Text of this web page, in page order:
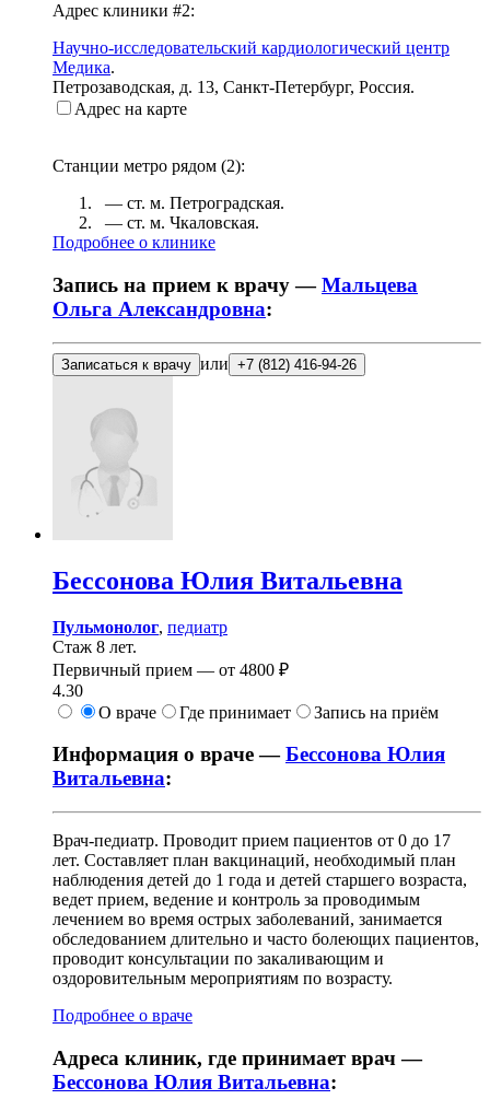
Адрес клиники #2:
Научно-исследовательский кардиологический центр
Медика.
Петрозаводская, д. 13, Санкт-Петербург, Россия.
Адрес на карте
Станции метро рядом (2):
— ст. м. Петроградская.
— ст. м. Чкаловская.
Подробнее о клинике
Запись на прием к врачу —Мальцева
Ольга Александровна:
Записаться к врачу или +7 (812) 416-94-26
Бессонова Юлия Витальевна
Пульмонолог, педиатр
Стаж 8 лет.
Первичный прием — от 4800 ₽
4.30
О враче
Где принимает Запись на приём
Информация о враче —Бессонова Юлия
Витальевна:
Врач-педиатр. Проводит прием пациентов от 0 до 17
лет. Составляет план вакцинаций, необходимый план
наблюдения детей до 1 года и детей старшего возраста,
ведет прием, ведение и контроль за проводимым
лечением во время острых заболеваний, занимается
обследованием длительно и часто болеющих пациентов,
проводит консультации по закаливающим и
оздоровительным мероприятиям по возрасту.
Подробнее о враче
Адреса клиник, где принимает врач —
Бессонова Юлия Витальевна: